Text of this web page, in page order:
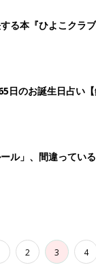
る本『ひよこク
のお誕生日占い【
ル」、間違ってい
2 3 4